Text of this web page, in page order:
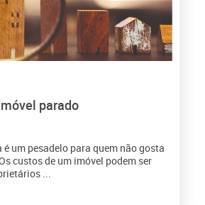
parado
um pesadelo para quem não gosta
custos de um imóvel podem ser
...